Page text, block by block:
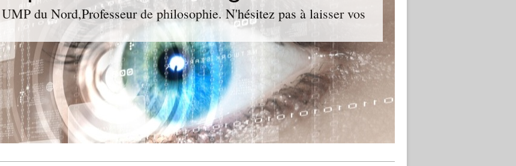
du Nord,Professeur de philosophie. N'hésitez pas à laisser vos